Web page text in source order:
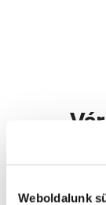
Weboldalunk